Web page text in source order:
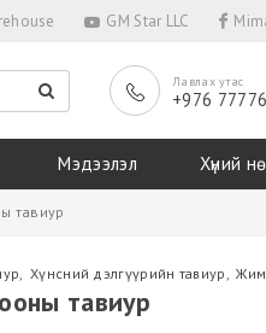
GM Star LLC
Лавлах утас
+976
Мэдээлэл Хүний
тавиур
,Хүнсний дэлгүүрийн тавиур,
тавиур